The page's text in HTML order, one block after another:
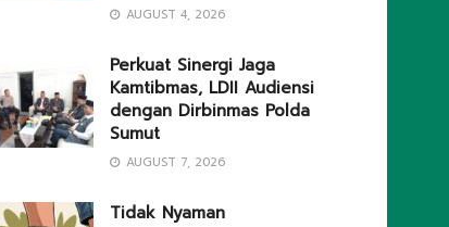
AUGUST 4, 2026
Perkuat Sinergi Jaga
Kamtibmas, LDII Audiensi
dengan Dirbinmas Polda
Sumut
AUGUST 7, 2026
Tidak Nyaman